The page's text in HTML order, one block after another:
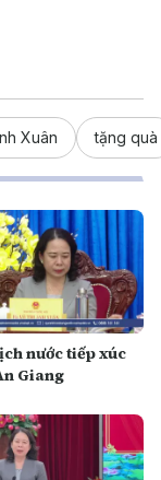
Xuân tặng quà
nước tiếp xúc
Giang